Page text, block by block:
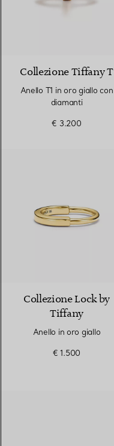
Collezione Tiffany T
Anello T1 in oro giallo con
diamanti
€ 3.200
Collezione Lock by
Tiffany
Anello in oro giallo
€ 1.500